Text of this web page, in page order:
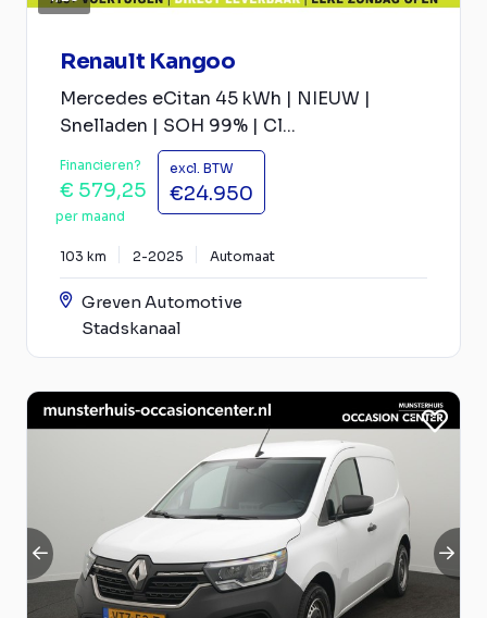
Renault Kangoo
Mercedes eCitan 45 kWh | NIEUW |
Snelladen | SOH 99% | Cl...
Financieren?
€ 579,25
per maand
excl. BTW
€24.950
103 km 2-2025 Automaat
Greven Automotive
Stadskanaal